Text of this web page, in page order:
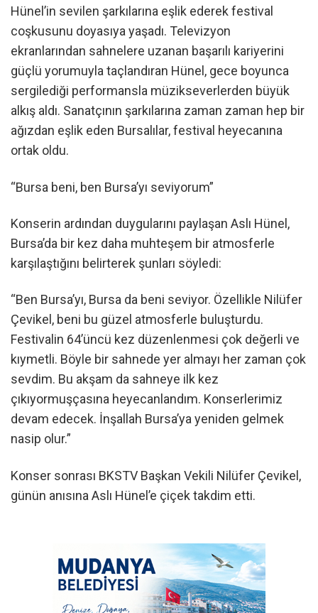
Hünel’in sevilen şarkılarına eşlik ederek festival
coşkusunu doyasıya yaşadı. Televizyon
ekranlarından sahnelere uzanan başarılı kariyerini
güçlü yorumuyla taçlandıran Hünel, gece boyunca
sergilediği performansla müzikseverlerden büyük
alkış aldı. Sanatçının şarkılarına zaman zaman hep bir
ağızdan eşlik eden Bursalılar, festival heyecanına
ortak oldu.
“Bursa beni, ben Bursa’yı seviyorum”
Konserin ardından duygularını paylaşan Aslı Hünel,
Bursa’da bir kez daha muhteşem bir atmosferle
karşılaştığını belirterek şunları söyledi:
“Ben Bursa’yı, Bursa da beni seviyor. Özellikle Nilüfer
Çevikel, beni bu güzel atmosferle buluşturdu.
Festivalin 64’üncü kez düzenlenmesi çok değerli ve
kıymetli. Böyle bir sahnede yer almayı her zaman çok
sevdim. Bu akşam da sahneye ilk kez
çıkıyormuşçasına heyecanlandım. Konserlerimiz
devam edecek. İnşallah Bursa’ya yeniden gelmek
nasip olur.”
Konser sonrası BKSTV Başkan Vekili Nilüfer Çevikel,
günün anısına Aslı Hünel’e çiçek takdim etti.